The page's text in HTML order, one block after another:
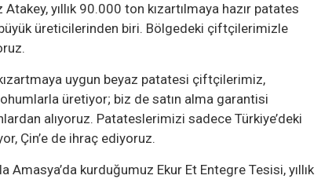
Atakey, yıllık 90.000 ton kızartılmaya hazır patates
üreticilerinden biri. Bölgedeki çiftçilerimizle
uygun beyaz patatesi çiftçilerimiz,
üretiyor; biz de satın alma garantisi
alıyoruz. Patateslerimizi sadece Türkiye’deki
Çin’e de ihraç ediyoruz.
Amasya’da kurduğumuz Ekur Et Entegre Tesisi, yıllık